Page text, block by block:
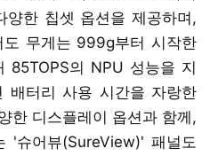
한 칩셋 옵션을 제공하며,
도 무게는 999g부터 시작한
85TOPS의 NPU 성능을 지
배터리 사용 시간을 자랑한
한 디스플레이 옵션과 함께,
'슈어뷰(SureView)' 패널도